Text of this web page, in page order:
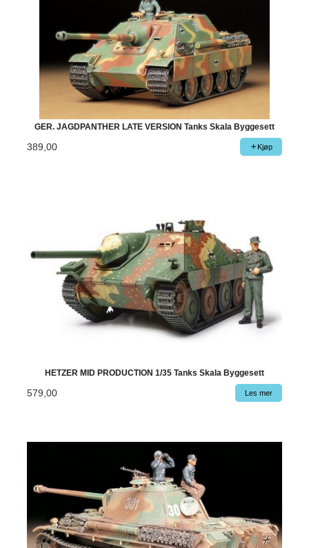
GER. JAGDPANTHER LATE VERSION Tanks Skala Byggesett
389,00 Kjøp
HETZER MID PRODUCTION 1/35 Tanks Skala Byggesett
579,00 Les mer